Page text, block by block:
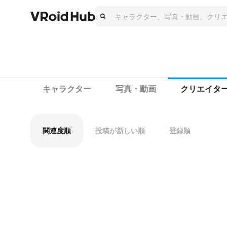
キャラクター 写真・動画 クリエイタ
関連度順 投稿が新しい順 登録順